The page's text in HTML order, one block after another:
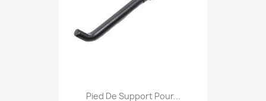
Pied De Support Pour...